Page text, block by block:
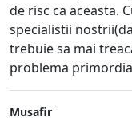
de risc ca aceasta.
specialistii
trebuie sa mai
problema
Musafir